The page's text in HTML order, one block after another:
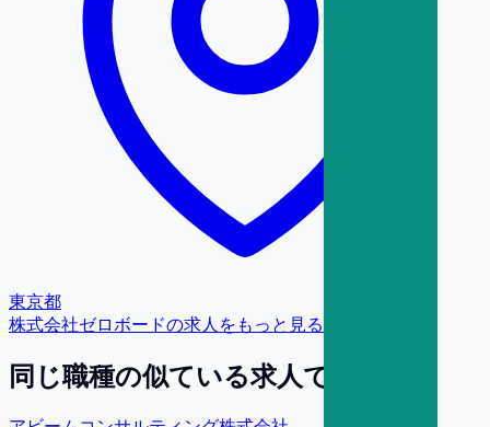
東京都
株式会社ゼロボードの求人をもっと見る
同じ職種の似ている求人で探す